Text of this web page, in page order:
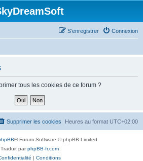
Connexion
S’enregistrer
tous les cookies de ce forum ?
Heures au format UTC+02:00
Supprimer les cookies
® Forum Software © phpBB Limited
Traduit parphpBB-fr.com
| Conditions